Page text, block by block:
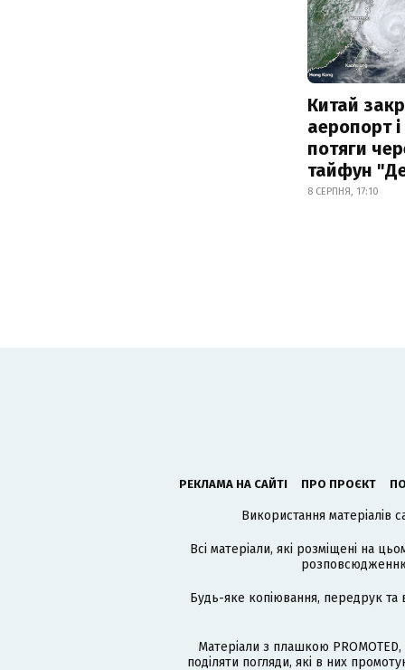
Китай
аеропорт
потяги
тайфун
8 СЕРПНЯ, 17:10
РЕКЛАМА НА САЙТІ ПРО ПРОЄКТ
Використання матеріалів
Всі матеріали, які розміщені на
розповсюдженню
Будь-яке копіювання, передрук та
Матеріали з плашкою
поділяти погляди, які в них